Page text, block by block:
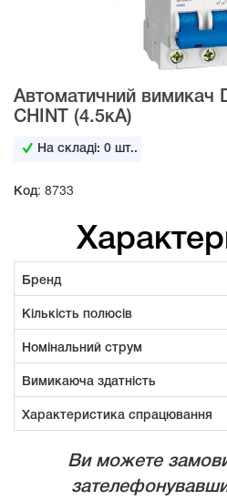
Автоматичний вимикач
CHINT (4.5кА)
На складі:0 шт..
Код: 8733
Бренд
Кількість полюсів
Номінальний струм
Вимикаюча здатність
Характеристика спрацювання
Ви можете